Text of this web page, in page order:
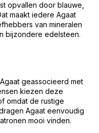
opvallen door blauwe,
maakt iedere Agaat
van mineralen
bijzondere edelsteen.
geassocieerd met
kiezen deze
omdat de rustige
Agaat eenvoudig
mooi vinden.